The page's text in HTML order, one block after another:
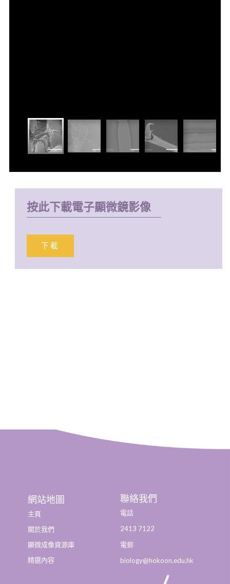
按此下載電子顯微鏡影像
下載
網站地圖
主頁
關於我們
顯微成像資源庫
精選內容
聯絡我們
電話
2413 7122
電郵
biology@hokoon.edu.hk​